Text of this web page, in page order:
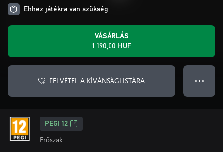
Ehhez játékra van szükség
VÁSÁRLÁS
1 190,00 HUF
FELVÉTEL A KÍVÁNSÁGLISTÁRA ● ● ●
PEGI 12
Erőszak